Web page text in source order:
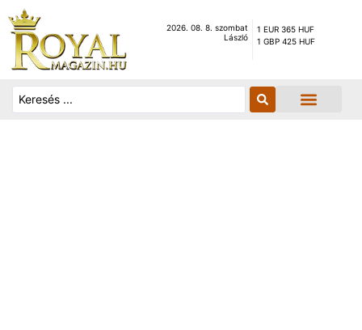
2026. 08. 8. szombat
László
1 EUR 365 HUF
1 GBP 425 HUF